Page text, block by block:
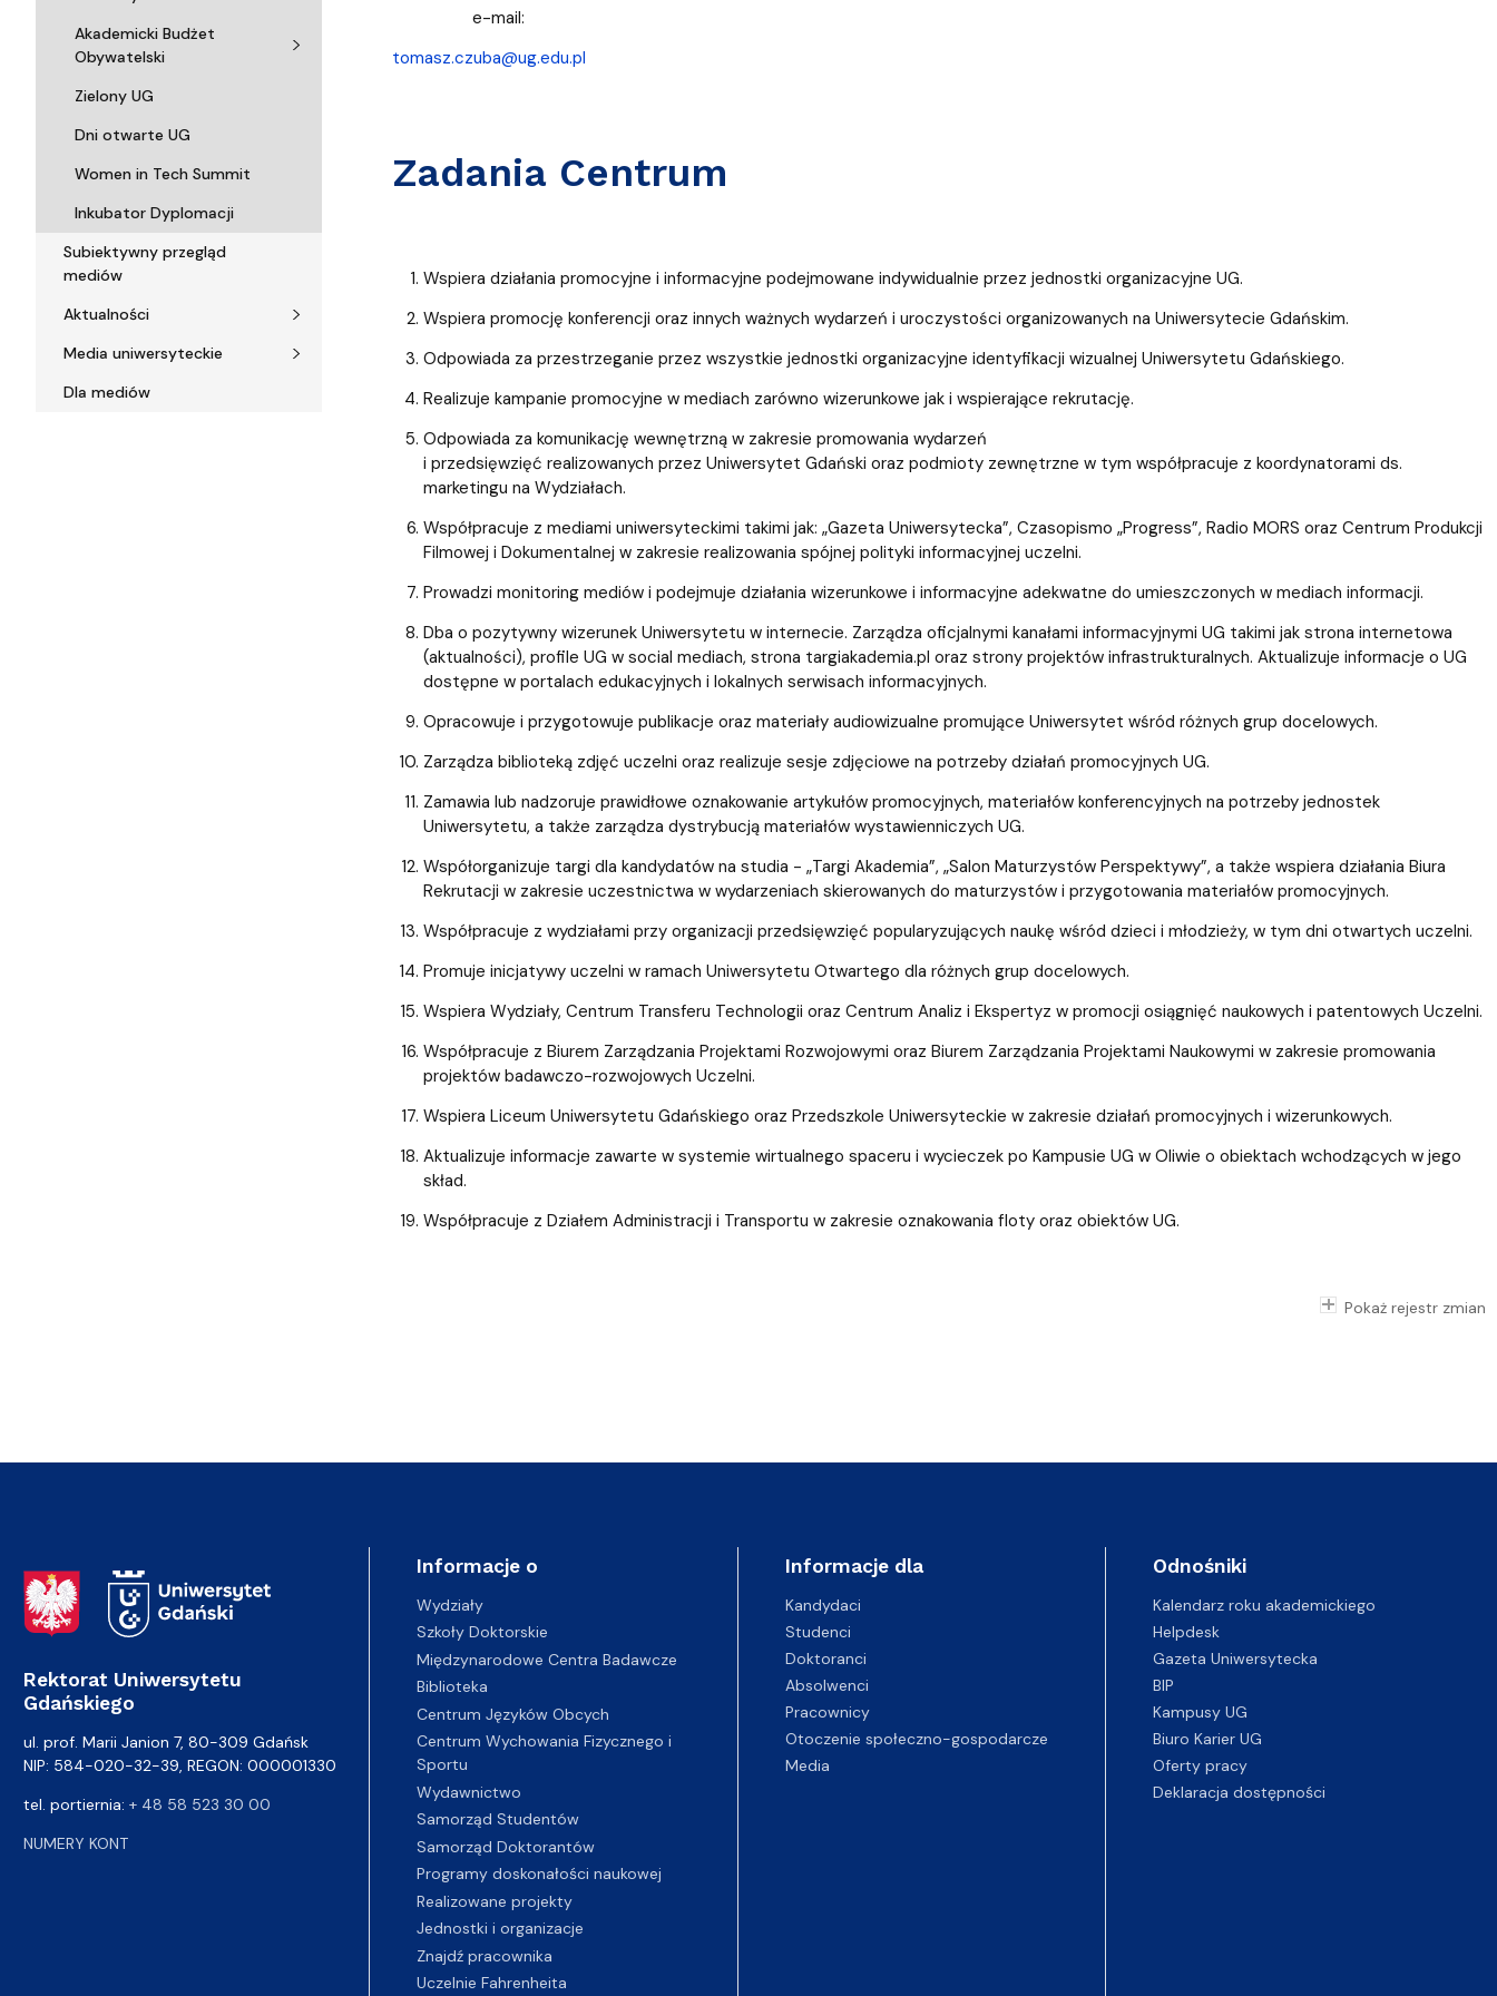
Akademicki Budżet
Obywatelski
Zielony UG
Dni otwarte UG
Women in Tech Summit
Inkubator Dyplomacji
Subiektywny przegląd
mediów
Aktualności
Media uniwersyteckie
Dla mediów
e-mail:
tomasz.czuba@ug.edu.pl
Zadania Centrum
Wspiera działania promocyjne i informacyjne podejmowane indywidualnie przez jednostki organizacyjne UG.
Wspiera promocję konferencji oraz innych ważnych wydarzeń i uroczystości organizowanych na Uniwersytecie Gdańskim.
Odpowiada za przestrzeganie przez wszystkie jednostki organizacyjne identyfikacji wizualnej Uniwersytetu Gdańskiego.
Realizuje kampanie promocyjne w mediach zarówno wizerunkowe jak i wspierające rekrutację.
Odpowiada za komunikację wewnętrzną w zakresie promowania wydarzeń
i przedsięwzięć realizowanych przez Uniwersytet Gdański oraz podmioty zewnętrzne w tym współpracuje z koordynatorami ds.
marketingu na Wydziałach.
Współpracuje z mediami uniwersyteckimi takimi jak: „Gazeta Uniwersytecka”, Czasopismo „Progress”, Radio MORS oraz Centrum Produkcji
Filmowej i Dokumentalnej w zakresie realizowania spójnej polityki informacyjnej uczelni.
Prowadzi monitoring mediów i podejmuje działania wizerunkowe i informacyjne adekwatne do umieszczonych w mediach informacji.
Dba o pozytywny wizerunek Uniwersytetu w internecie. Zarządza oficjalnymi kanałami informacyjnymi UG takimi jak strona internetowa
(aktualności), profile UG w social mediach, strona targiakademia.pl oraz strony projektów infrastrukturalnych. Aktualizuje informacje o UG
dostępne w portalach edukacyjnych i lokalnych serwisach informacyjnych.
Opracowuje i przygotowuje publikacje oraz materiały audiowizualne promujące Uniwersytet wśród różnych grup docelowych.
Zarządza biblioteką zdjęć uczelni oraz realizuje sesje zdjęciowe na potrzeby działań promocyjnych UG.
Zamawia lub nadzoruje prawidłowe oznakowanie artykułów promocyjnych, materiałów konferencyjnych na potrzeby jednostek
Uniwersytetu, a także zarządza dystrybucją materiałów wystawienniczych UG.
Współorganizuje targi dla kandydatów na studia - „Targi Akademia”, „Salon Maturzystów Perspektywy”, a także wspiera działania Biura
Rekrutacji w zakresie uczestnictwa w wydarzeniach skierowanych do maturzystów i przygotowania materiałów promocyjnych.
Współpracuje z wydziałami przy organizacji przedsięwzięć popularyzujących naukę wśród dzieci i młodzieży, w tym dni otwartych uczelni.
Promuje inicjatywy uczelni w ramach Uniwersytetu Otwartego dla różnych grup docelowych.
Wspiera Wydziały, Centrum Transferu Technologii oraz Centrum Analiz i Ekspertyz w promocji osiągnięć naukowych i patentowych Uczelni.
Współpracuje z Biurem Zarządzania Projektami Rozwojowymi oraz Biurem Zarządzania Projektami Naukowymi w zakresie promowania
projektów badawczo-rozwojowych Uczelni.
Wspiera Liceum Uniwersytetu Gdańskiego oraz Przedszkole Uniwersyteckie w zakresie działań promocyjnych i wizerunkowych.
Aktualizuje informacje zawarte w systemie wirtualnego spaceru i wycieczek po Kampusie UG w Oliwie o obiektach wchodzących w jego
skład.
Współpracuje z Działem Administracji i Transportu w zakresie oznakowania floty oraz obiektów UG.
Pokaż rejestr zmian
Adres Rektoratu
Rektorat Uniwersytetu
Gdańskiego
ul. prof. Marii Janion 7, 80-309 Gdańsk
NIP: 584-020-32-39, REGON: 000001330
tel. portiernia: + 48 58 523 30 00
NUMERY KONT
Informacje o
Wydziały
Szkoły Doktorskie
Międzynarodowe Centra Badawcze
Biblioteka
Centrum Języków Obcych
Centrum Wychowania Fizycznego i
Sportu
Wydawnictwo
Samorząd Studentów
Samorząd Doktorantów
Programy doskonałości naukowej
Realizowane projekty
Jednostki i organizacje
Znajdź pracownika
Uczelnie Fahrenheita
Informacje dla
Kandydaci
Studenci
Doktoranci
Absolwenci
Pracownicy
Otoczenie społeczno-gospodarcze
Media
Odnośniki
Kalendarz roku akademickiego
Helpdesk
Gazeta Uniwersytecka
BIP
Kampusy UG
Biuro Karier UG
Oferty pracy
Deklaracja dostępności